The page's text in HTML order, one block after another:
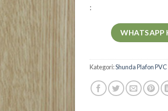
:
WHATSAPP
Kategori:Shunda Plafon PVC